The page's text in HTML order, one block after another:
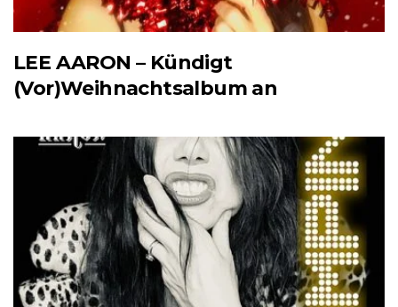
LEE AARON – Kündigt
(Vor)Weihnachtsalbum an